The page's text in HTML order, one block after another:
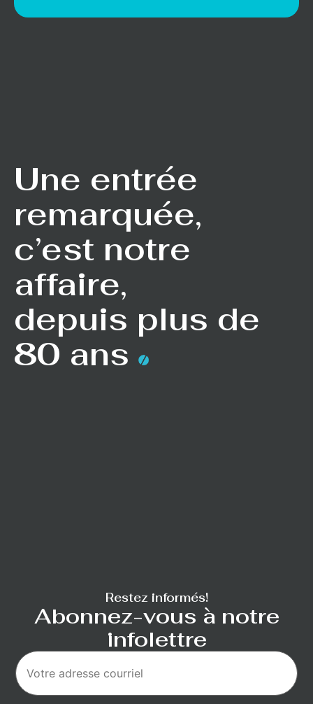
Une entrée
remarquée,
c’est notre
affaire,
depuis plus de
80 ans
Restez informés!
Abonnez-vous à notre
infolettre